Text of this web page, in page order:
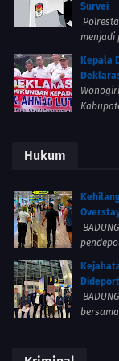
Survei
menjadi
Kepala
Hukum